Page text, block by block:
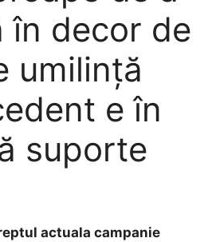
în decor de
umilință
e în
suporte
actuala campanie